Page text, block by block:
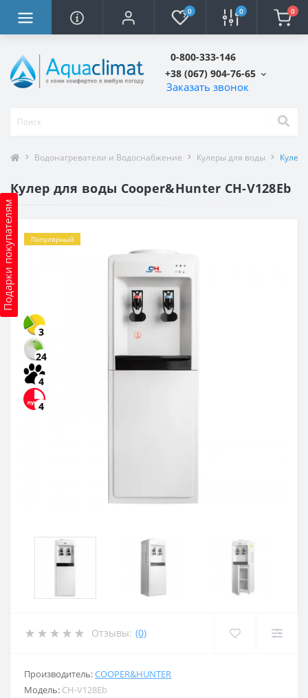
0 0 0
0-800-333-146
+38 (067) 904-76-65
Заказать звонок
Подарки покупателям
Водонагреватели и Водоснабжение Кулеры для воды Кулер
Кулер для воды Cooper&Hunter CH-V128Eb
Популярный
3
24
4
4
Отзывы: (0)
Производитель:COOPER&HUNTER
Модель: CH-V128Eb